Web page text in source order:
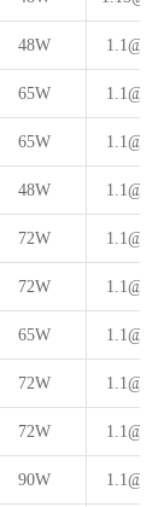
48W 1.1@5A
65W 1.1@6A
65W 1.1@6A
48W 1.1@6A
72W 1.1@6A
72W 1.1@6A
65W 1.1@6A
72W 1.1@6A
72W 1.1@6A
90W 1.1@8A